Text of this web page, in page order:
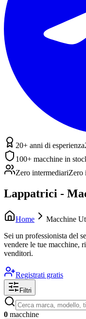
20+ anni di esperienza
100+ macchine in
Zero intermediariZero
Lappatrici -
Home
Macchine
Sei un professionista del
vendere le tue macchine,
venditori.
Registrati gratis
Filtri
0 macchine